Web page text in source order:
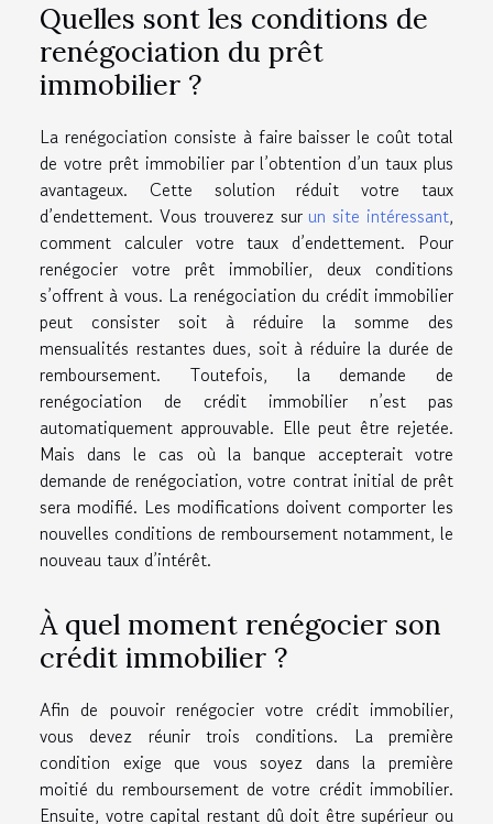
Quelles sont les conditions de
renégociation du prêt
immobilier ?
La renégociation consiste à faire baisser le coût total
de votre prêt immobilier par l’obtention d’un taux plus
avantageux. Cette solution réduit votre taux
d’endettement. Vous trouverez sur un site intéressant,
comment calculer votre taux d’endettement. Pour
renégocier votre prêt immobilier, deux conditions
s’offrent à vous. La renégociation du crédit immobilier
peut consister soit à réduire la somme des
mensualités restantes dues, soit à réduire la durée de
remboursement. Toutefois, la demande de
renégociation de crédit immobilier n’est pas
automatiquement approuvable. Elle peut être rejetée.
Mais dans le cas où la banque accepterait votre
demande de renégociation, votre contrat initial de prêt
sera modifié. Les modifications doivent comporter les
nouvelles conditions de remboursement notamment, le
nouveau taux d’intérêt.
À quel moment renégocier son
crédit immobilier ?
Afin de pouvoir renégocier votre crédit immobilier,
vous devez réunir trois conditions. La première
condition exige que vous soyez dans la première
moitié du remboursement de votre crédit immobilier.
Ensuite, votre capital restant dû doit être supérieur ou